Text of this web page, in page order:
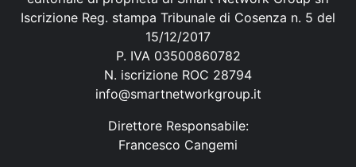
Iscrizione Reg. stampa Tribunale di Cosenza n. 5 del
15/12/2017
P. IVA 03500860782
N. iscrizione ROC 28794
info@smartnetworkgroup.it
Direttore Responsabile:
Francesco Cangemi